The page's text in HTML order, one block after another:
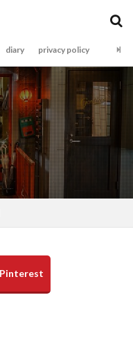
diary privacy policy